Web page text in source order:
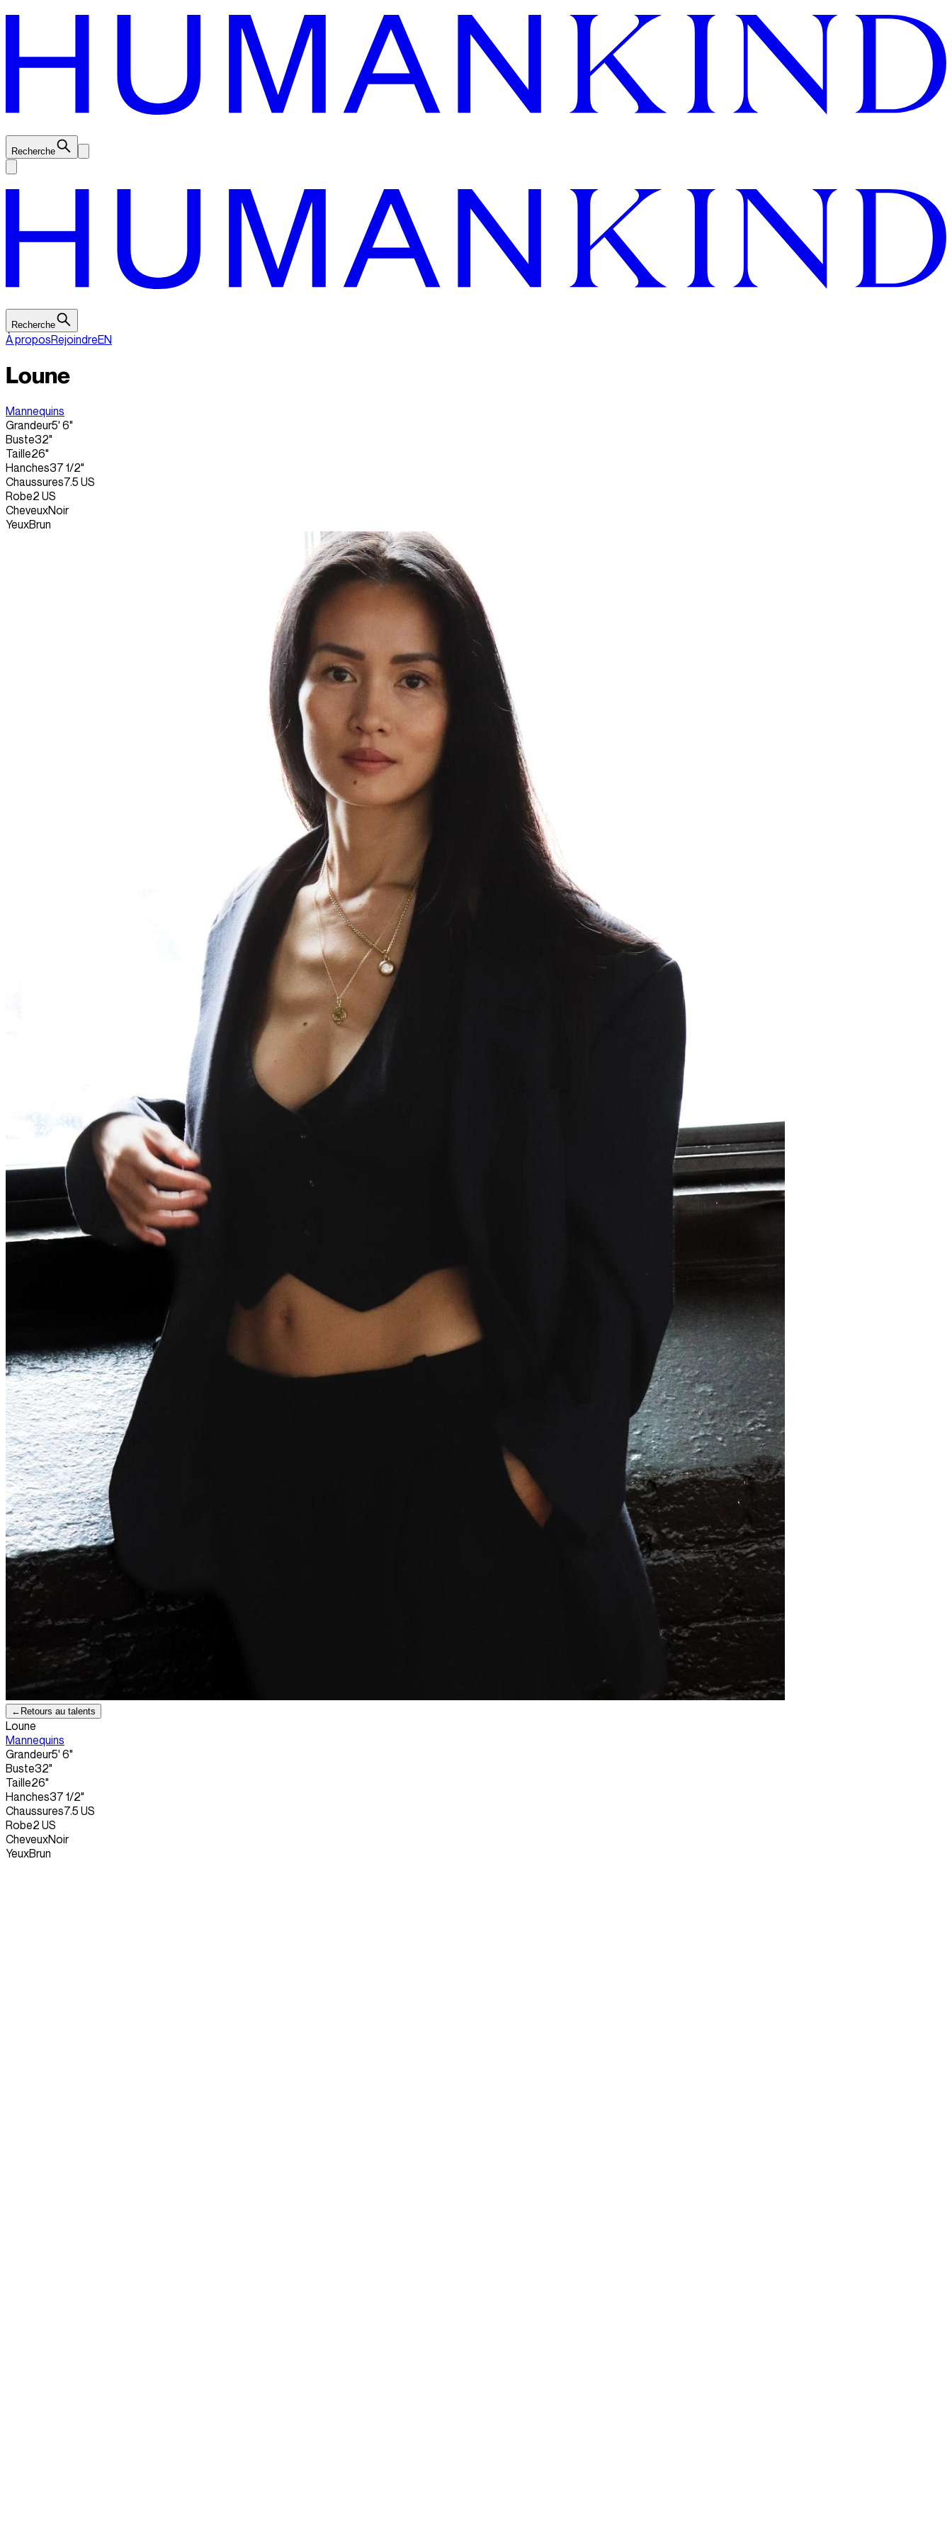
Recherche
Recherche
À proposRejoindreEN
Loune
Mannequins
Grandeur5' 6"
Buste32"
Taille26"
Hanches37 1/2"
Chaussures7.5 US
Robe2 US
CheveuxNoir
YeuxBrun
← Retours au talents
Loune
Mannequins
Grandeur5' 6"
Buste32"
Taille26"
Hanches37 1/2"
Chaussures7.5 US
Robe2 US
CheveuxNoir
YeuxBrun